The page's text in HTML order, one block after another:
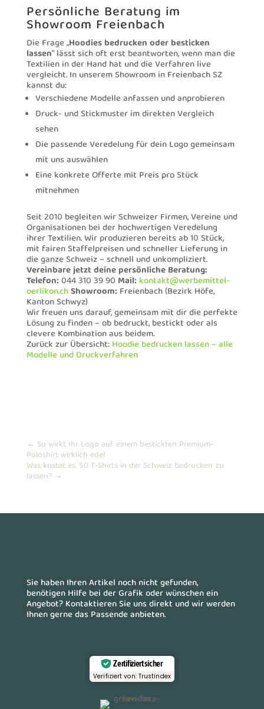
Persönliche Beratung im
Showroom Freienbach
Die Frage „Hoodies bedrucken oder besticken
lassen“ lässt sich oft erst beantworten, wenn man die
Textilien in der Hand hat und die Verfahren live
vergleicht. In unserem Showroom in Freienbach SZ
kannst du:
Verschiedene Modelle anfassen und anprobieren
Druck- und Stickmuster im direkten Vergleich
sehen
Die passende Veredelung für dein Logo gemeinsam
mit uns auswählen
Eine konkrete Offerte mit Preis pro Stück
mitnehmen
Seit 2010 begleiten wir Schweizer Firmen, Vereine und
Organisationen bei der hochwertigen Veredelung
ihrer Textilien. Wir produzieren bereits ab 10 Stück,
mit fairen Staffelpreisen und schneller Lieferung in
die ganze Schweiz – schnell und unkompliziert.
Vereinbare jetzt deine persönliche Beratung:
Telefon:044 310 39 90 Mail: kontakt@werbemittel-
oerlikon.chShowroom: Freienbach (Bezirk Höfe,
Kanton Schwyz)
Wir freuen uns darauf, gemeinsam mit dir die perfekte
Lösung zu finden – ob bedruckt, bestickt oder als
clevere Kombination aus beidem.
Zurück zur Übersicht:Hoodie bedrucken lassen – alle
Modelle und Druckverfahren
← So wirkt Ihr Logo auf einem bestickten Premium-
Poloshirt wirklich edel
Was kostet es, 50 T-Shirts in der Schweiz bedrucken zu
lassen?→
Sie haben Ihren Artikel noch nicht gefunden,
benötigen Hilfe bei der Grafik oder wünschen ein
Angebot? Kontaktieren Sie uns direkt und wir werden
Ihnen gerne das Passende anbieten.
Zertifiziert sicher
Verifiziert von: Trustindex